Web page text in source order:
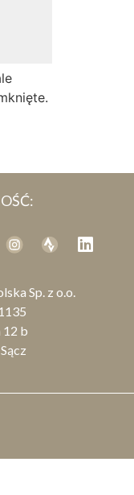
Sp. z o.o.
12 b